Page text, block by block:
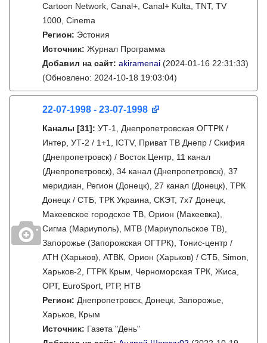
Cartoon Network, Canal+, Canal+ Kulta, TNT, TV
1000, Cinema
Регион: Эстония
Источник: Журнал Программа
Добавил на сайт: akiramenai (2024-01-16 22:31:33)
(Обновлено: 2024-10-18 19:03:04)
22-07-1998 - 23-07-1998
Каналы [31]: УТ-1, Днепропетровская ОГТРК /
Интер, УТ-2 / 1+1, ICTV, Приват ТВ Днепр / Скифия
(Днепропетровск) / Восток Центр, 11 канал
(Днепропетровск), 34 канал (Днепропетровск), 37
меридиан, Регион (Донецк), 27 канал (Донецк), ТРК
Донецк / СТБ, ТРК Украина, СКЭТ, 7x7 Донецк,
Макеевское городское ТВ, Орион (Макеевка),
Сигма (Мариуполь), МТВ (Мариупольское ТВ),
Запорожье (Запорожская ОГТРК), Тонис-центр /
АТН (Харьков), АТВК, Орион (Харьков) / СТБ, Simon,
Харьков-2, ГТРК Крым, Черноморская ТРК, Жиса,
ОРТ, EuroSport, РТР, НТВ
Регион: Днепропетровск, Донецк, Запорожье,
Харьков, Крым
Источник: Газета "День"